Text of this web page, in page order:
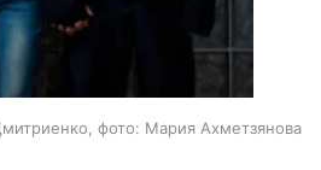
фото: Мария Ахметзянова